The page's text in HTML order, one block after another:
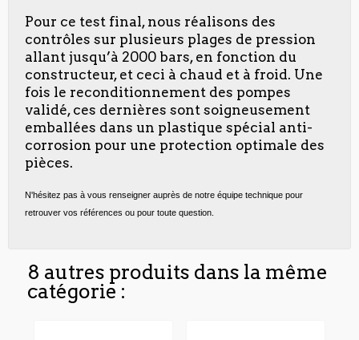
Pour ce test final, nous réalisons des
contrôles sur plusieurs plages de pression
allant jusqu’à 2000 bars, en fonction du
constructeur, et ceci à chaud et à froid. Une
fois le reconditionnement des pompes
validé, ces dernières sont soigneusement
emballées dans un plastique spécial anti-
corrosion pour une protection optimale des
pièces.
N'hésitez pas à vous renseigner auprès de notre équipe technique pour
retrouver vos références ou pour toute question.
8 autres produits dans la même
catégorie :